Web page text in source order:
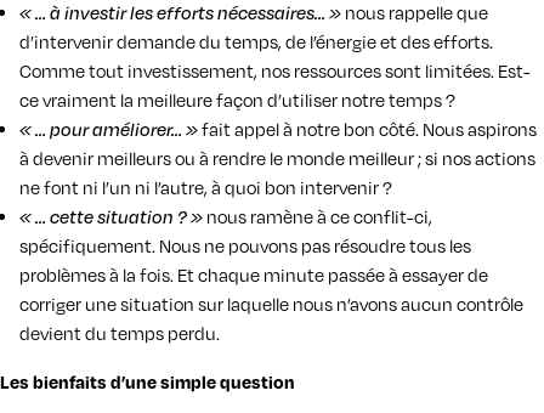
« … à investir les efforts nécessaires… » nous rappelle que
d’intervenir demande du temps, de l’énergie et des efforts.
Comme tout investissement, nos ressources sont limitées. Est-
ce vraiment la meilleure façon d’utiliser notre temps ?
« … pour améliorer… »fait appel à notre bon côté. Nous aspirons
à devenir meilleurs ou à rendre le monde meilleur ; si nos actions
ne font ni l’un ni l’autre, à quoi bon intervenir ?
« … cette situation ? » nous ramène à ce conflit-ci,
spécifiquement. Nous ne pouvons pas résoudre tous les
problèmes à la fois. Et chaque minute passée à essayer de
corriger une situation sur laquelle nous n’avons aucun contrôle
devient du temps perdu.
Les bienfaits d’une simple question